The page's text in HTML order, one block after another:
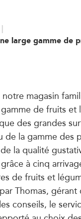
large gamme de
magasin
de fruits et
des grandes
de la gamme des
la qualité
à cinq
de fruits et
Thomas,
conseils, le